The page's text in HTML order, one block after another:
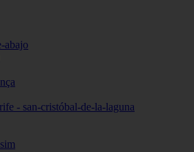
abajo
- san-cristóbal-de-la-laguna